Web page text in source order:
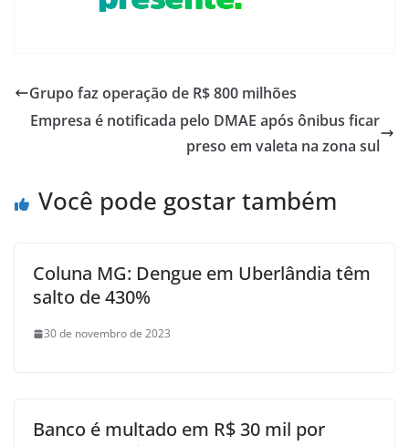
Grupo faz operação de R$ 800 milhões
Empresa é notificada pelo DMAE após ônibus ficar
preso em valeta na zona sul
Você pode gostar também
Coluna MG: Dengue em Uberlândia têm
salto de 430%
30 de novembro de 2023
Banco é multado em R$ 30 mil por